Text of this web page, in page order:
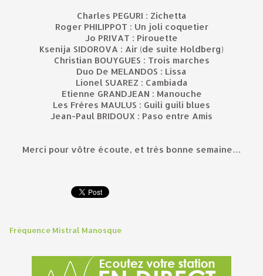
Charles PEGURI : Zichetta
Roger PHILIPPOT : Un joli coquetier
Jo PRIVAT : Pirouette
Ksenija SIDOROVA : Air (de suite Holdberg)
Christian BOUYGUES : Trois marches
Duo De MELANDOS : Lissa
Lionel SUAREZ : Cambiada
Etienne GRANDJEAN : Manouche
Les Frères MAULUS : Guili guili blues
Jean-Paul BRIDOUX : Paso entre Amis
Merci pour vôtre écoute, et très bonne semaine…
Fréquence Mistral Manosque